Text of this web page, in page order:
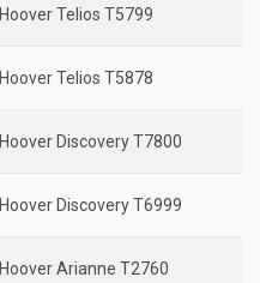
Hoover Telios T5799
Hoover Telios T5878
Hoover Discovery T7800
Hoover Discovery T6999
Hoover Arianne T2760